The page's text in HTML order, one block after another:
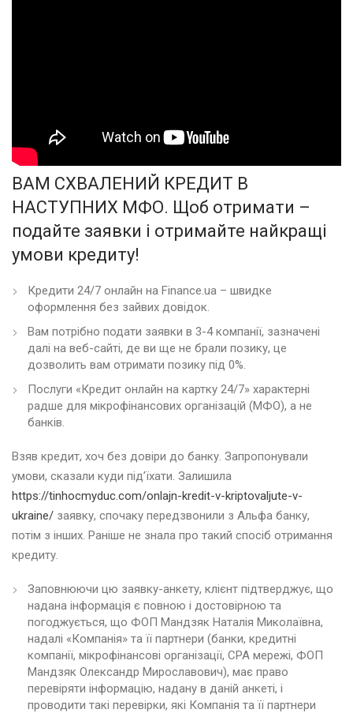
ВАМ СХВАЛЕНИЙ КРЕДИТ В
НАСТУПНИХ МФО. Щоб отримати –
подайте заявки і отримайте найкращі
умови кредиту!
Кредити 24/7 онлайн на Finance.ua – швидке
оформлення без зайвих довідок.
Вам потрібно подати заявки в 3-4 компанії, зазначені
далі на веб-сайті, де ви ще не брали позику, це
дозволить вам отримати позику під 0%.
Послуги «Кредит онлайн на картку 24/7» характерні
радше для мікрофінансових організацій (МФО), а не
банків.
Взяв кредит, хоч без довіри до банку. Запропонували
умови, сказали куди під’їхати. Залишила
https://tinhocmyduc.com/onlajn-kredit-v-kriptovaljute-v-
ukraine/ заявку, спочаку передзвонили з Альфа банку,
потім з інших. Раніше не знала про такий спосіб отримання
кредиту.
Заповнюючи цю заявку-анкету, клієнт підтверджує, що
надана інформація є повною і достовірною та
погоджується, що ФОП Мандзяк Наталія Миколаївна,
надалі «Компанія» та її партнери (банки, кредитні
компанії, мікрофінансові організації, CPA мережі, ФОП
Мандзяк Олександр Мирославович), має право
перевіряти інформацію, надану в даній анкеті, і
проводити такі перевірки, які Компанія та її партнери